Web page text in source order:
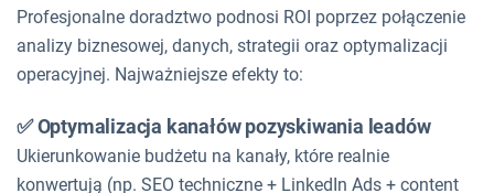
Profesjonalne doradztwo podnosi ROI poprzez połączenie
analizy biznesowej, danych, strategii oraz optymalizacji
operacyjnej. Najważniejsze efekty to:
✅ Optymalizacja kanałów pozyskiwania leadów
Ukierunkowanie budżetu na kanały, które realnie
konwertują (np. SEO techniczne + LinkedIn Ads + content